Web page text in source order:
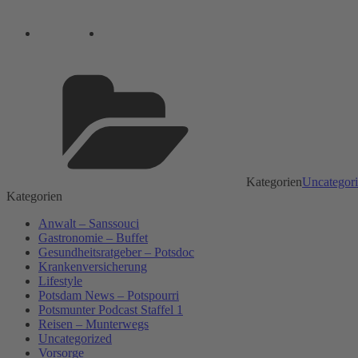
Kategorien
Kategorien
Anwalt – Sanssouci
Gastronomie – Buffet
Gesundheitsratgeber – Potsdoc
Krankenversicherung
Lifestyle
Potsdam News – Potspourri
Potsmunter Podcast Staffel 1
Reisen – Munterwegs
Uncategorized
Vorsorge